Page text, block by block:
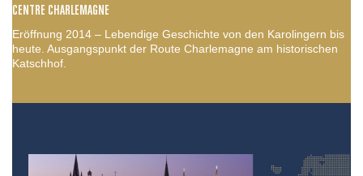
CENTRE CHARLEMAGNE
Eröffnung 2014 – Lebendige Geschichte von den Karolingern bis
heute. Ausgangspunkt der Route Charlemagne am historischen
Katschhof.